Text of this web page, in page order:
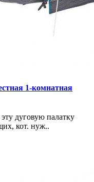
1-комнатная
дуговую палатку
кот. нуж..